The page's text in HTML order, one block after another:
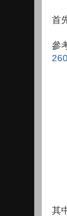
首
參
其